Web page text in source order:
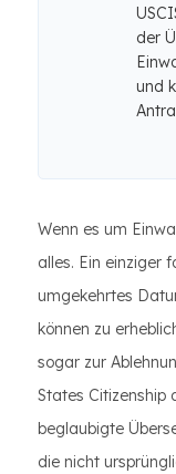
der
und
Wenn es um
alles. Ein einziger
umgekehrtes
können zu
sogar zur
States Citizenship
beglaubigte
die nicht